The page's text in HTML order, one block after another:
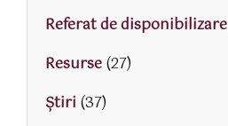
Referat de disponibilizare
Resurse(27)
Știri (37)